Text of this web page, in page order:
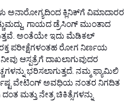
ಅನಾರೋಗ್ಯದಿಂದ ಕ್ಲಿನಿಕ್‌ಗೆ ವಿಮಾದಾರರ
ಗಾಯದ ಡ್ರೆಸಿಂಗ್ ಮುಂತಾದ
ಅಂತೆಯೇ ಇದು ಮೆಡಿಕಲ್
ಪರೀಕ್ಷೆಗಳಂತಹ ರೋಗ ನಿರ್ಣಯ
ಆಸ್ಪತ್ರೆಗೆ ದಾಖಲಾಗುವುದರ
ಭರಿಸಲಾಗುತ್ತದೆ. ನಮ್ಮ ಫ್ಯಾಮಿಲಿ
ವೇಟಿಂಗ್ ಅವಧಿಯ ನಂತರ ನಿಗದಿತ
ನೇತ್ರ ಚಿಕಿತ್ಸೆಗಳನ್ನು